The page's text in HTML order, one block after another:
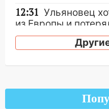
12:31 Ульяновец
из Европы и
В
столкнулись
августа: список